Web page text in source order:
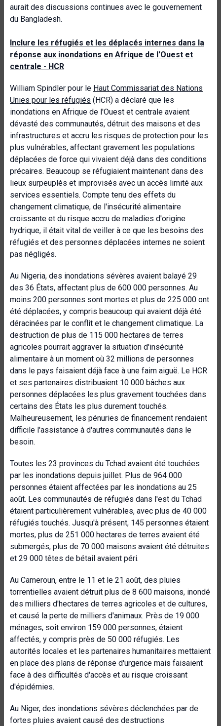
aurait des discussions continues avec le gouvernement
du Bangladesh.
Inclure les réfugiés et les déplacés internes dans la
réponse aux inondations en Afrique de l'Ouest et
centrale - HCR
William Spindler pour le Haut Commissariat des Nations
Unies pour les réfugiés (HCR) a déclaré que les
inondations en Afrique de l'Ouest et centrale avaient
dévasté des communautés, détruit des maisons et des
infrastructures et accru les risques de protection pour les
plus vulnérables, affectant gravement les populations
déplacées de force qui vivaient déjà dans des conditions
précaires. Beaucoup se réfugiaient maintenant dans des
lieux surpeuplés et improvisés avec un accès limité aux
services essentiels. Compte tenu des effets du
changement climatique, de l'insécurité alimentaire
croissante et du risque accru de maladies d'origine
hydrique, il était vital de veiller à ce que les besoins des
réfugiés et des personnes déplacées internes ne soient
pas négligés.
Au Nigeria, des inondations sévères avaient balayé 29
des 36 États, affectant plus de 600 000 personnes. Au
moins 200 personnes sont mortes et plus de 225 000 ont
été déplacées, y compris beaucoup qui avaient déjà été
déracinées par le conflit et le changement climatique. La
destruction de plus de 115 000 hectares de terres
agricoles pourrait aggraver la situation d'insécurité
alimentaire à un moment où 32 millions de personnes
dans le pays faisaient déjà face à une faim aiguë. Le HCR
et ses partenaires distribuaient 10 000 bâches aux
personnes déplacées les plus gravement touchées dans
certains des États les plus durement touchés.
Malheureusement, les pénuries de financement rendaient
difficile l'assistance à d'autres communautés dans le
besoin.
Toutes les 23 provinces du Tchad avaient été touchées
par les inondations depuis juillet. Plus de 964 000
personnes étaient affectées par les inondations au 25
août. Les communautés de réfugiés dans l'est du Tchad
étaient particulièrement vulnérables, avec plus de 40 000
réfugiés touchés. Jusqu'à présent, 145 personnes étaient
mortes, plus de 251 000 hectares de terres avaient été
submergés, plus de 70 000 maisons avaient été détruites
et 29 000 têtes de bétail avaient péri.
Au Cameroun, entre le 11 et le 21 août, des pluies
torrentielles avaient détruit plus de 8 600 maisons, inondé
des milliers d'hectares de terres agricoles et de cultures,
et causé la perte de milliers d'animaux. Près de 19 000
ménages, soit environ 159 000 personnes, étaient
affectés, y compris près de 50 000 réfugiés. Les
autorités locales et les partenaires humanitaires mettaient
en place des plans de réponse d'urgence mais faisaient
face à des difficultés d'accès et au risque croissant
d'épidémies.
Au Niger, des inondations sévères déclenchées par de
fortes pluies avaient causé des destructions